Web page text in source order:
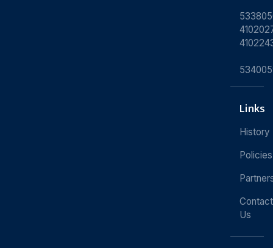
Links
History
Policies
Contact
Us